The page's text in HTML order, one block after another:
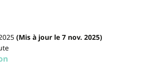
(Mis à jour le 7 nov. 2025)